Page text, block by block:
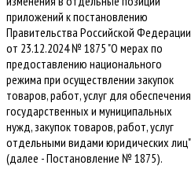
приложений к постановлению
Правительства Российской Федерации
от 23.12.2024 № 1875 "О мерах по
предоставлению национального
режима при осуществлении закупок
товаров, работ, услуг для обеспечения
государственных и муниципальных
нужд, закупок товаров, работ, услуг
отдельными видами юридических лиц"
(далее - Постановление № 1875).